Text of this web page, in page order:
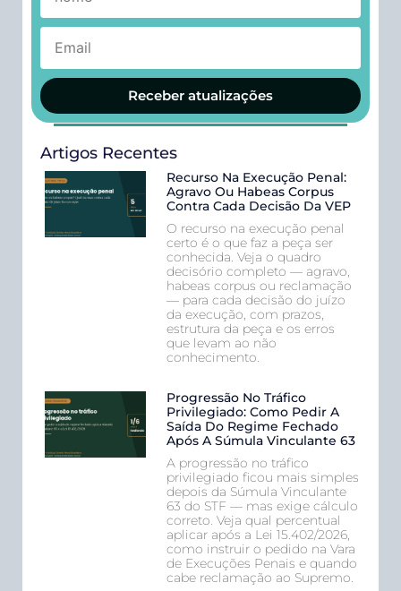
Receber atualizações
Artigos Recentes
Recurso Na Execução Penal:
Agravo Ou Habeas Corpus
Contra Cada Decisão Da VEP
O recurso na execução penal
certo é o que faz a peça ser
conhecida. Veja o quadro
decisório completo — agravo,
habeas corpus ou reclamação
— para cada decisão do juízo
da execução, com prazos,
estrutura da peça e os erros
que levam ao não
conhecimento.
Progressão No Tráfico
Privilegiado: Como Pedir A
Saída Do Regime Fechado
Após A Súmula Vinculante 63
A progressão no tráfico
privilegiado ficou mais simples
depois da Súmula Vinculante
63 do STF — mas exige cálculo
correto. Veja qual percentual
aplicar após a Lei 15.402/2026,
como instruir o pedido na Vara
de Execuções Penais e quando
cabe reclamação ao Supremo.